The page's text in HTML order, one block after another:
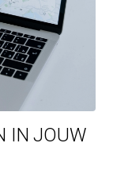
IN JOUW